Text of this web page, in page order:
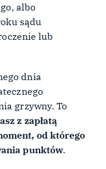
albo
sądu
lub
dnia
grzywny. To
z zapłatą
od którego
punktów.